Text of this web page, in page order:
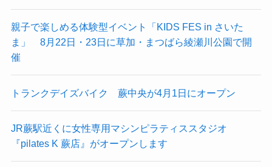
親子で楽しめる体験型イベント「KIDS FES in さいた
ま」 8月22日・23日に草加・まつばら綾瀬川公園で開
催
トランクデイズバイク 蕨中央が4月1日にオープン
JR蕨駅近くに女性専用マシンピラティススタジオ
『pilates K 蕨店』がオープンします